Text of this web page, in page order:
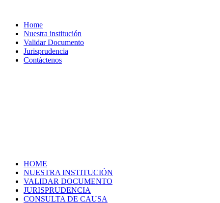
Home
Nuestra institución
Validar Documento
Jurisprudencia
Contáctenos
HOME
NUESTRA INSTITUCIÓN
VALIDAR DOCUMENTO
JURISPRUDENCIA
CONSULTA DE CAUSA